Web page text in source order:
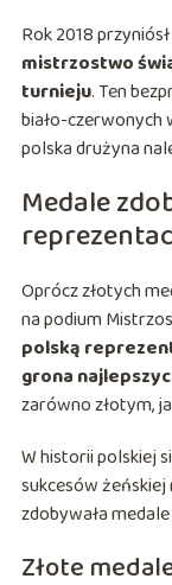
Rok 2018
mistrzostwo
turnieju. Ten
biało-czerwonych
polska drużyna
Medale
Oprócz złotych
na podium
polską
grona
zarówno złotym,
W historii polskiej
sukcesów
zdobywała
Złote